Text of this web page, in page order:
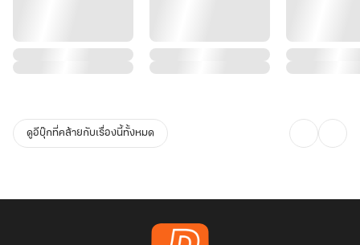
ดูอีบุ๊กที่คล้ายกับเรื่องนี้ทั้งหมด